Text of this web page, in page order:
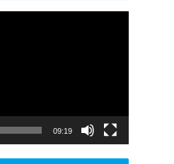
09:19